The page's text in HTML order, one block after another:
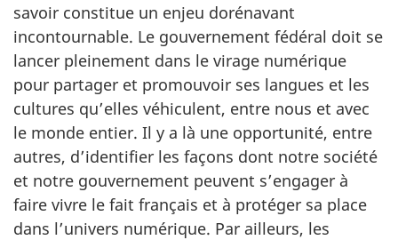
savoir constitue un enjeu dorénavant
incontournable. Le gouvernement fédéral doit se
lancer pleinement dans le virage numérique
pour partager et promouvoir ses langues et les
cultures qu’elles véhiculent, entre nous et avec
le monde entier. Il y a là une opportunité, entre
autres, d’identifier les façons dont notre société
et notre gouvernement peuvent s’engager à
faire vivre le fait français et à protéger sa place
dans l’univers numérique. Par ailleurs, les